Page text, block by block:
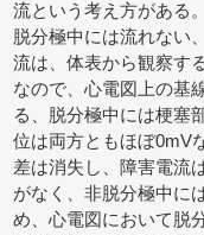
流という考え方がある
脱分極中には流れない
流は、体表から観察す
なので、心電図上の基
る、脱分極中には梗塞
位は両方ともほぼ0mV
差は消失し、障害電流
がなく、非脱分極中に
め、心電図において脱